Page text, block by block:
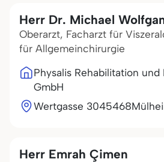
Herr Dr. Michael
Oberarzt, Facharzt für
für Allgemeinchirurgie
Physalis Rehabilitation und
GmbH
Wertgasse 3045468
Herr Emrah Çimen